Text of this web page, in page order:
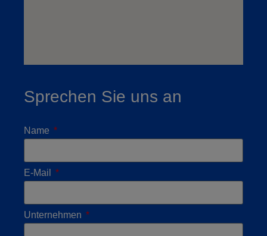
Sprechen Sie uns an
Name
E-Mail
Unternehmen